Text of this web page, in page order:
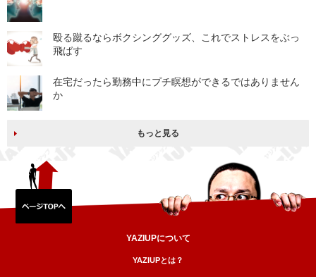
殴る蹴るならボクシンググッズ、これでストレスをぶっ
飛ばす
在宅だったら勤務中にプチ瞑想ができるではありません
か
もっと見る
YAZIUPについて
YAZIUPとは？